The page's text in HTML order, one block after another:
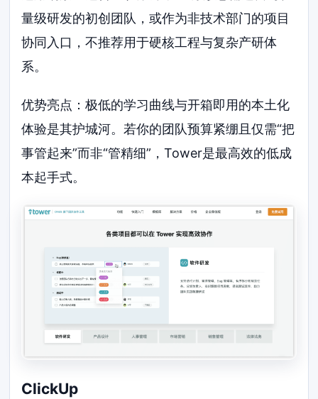
量级研发的初创团队，或作为非技术部门的项目
协同入口，不推荐用于硬核工程与复杂产研体
系。
优势亮点：极低的学习曲线与开箱即用的本土化
体验是其护城河。若你的团队预算紧绷且仅需“把
事管起来”而非“管精细”，Tower是最高效的低成
本起手式。
ClickUp